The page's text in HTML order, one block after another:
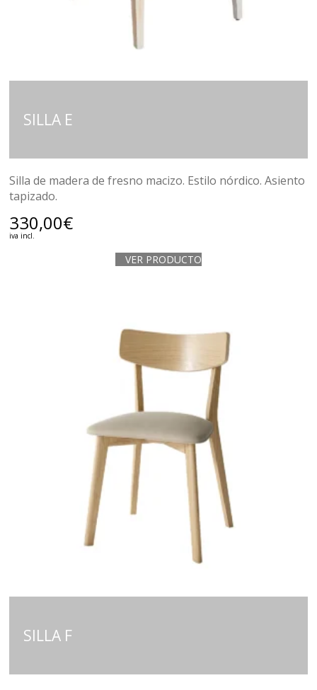
SILLA E
Silla de madera de fresno macizo. Estilo nórdico. Asiento
tapizado.
330,00€
iva incl.
VER PRODUCTO
SILLA F